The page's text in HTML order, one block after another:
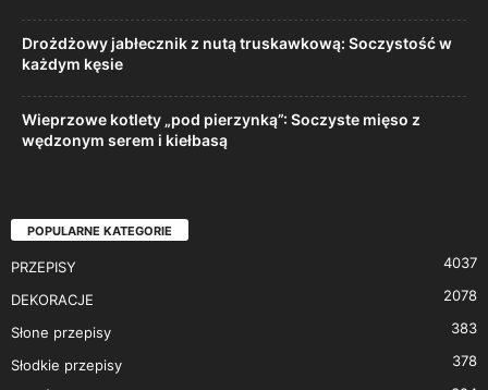
Drożdżowy jabłecznik z nutą truskawkową: Soczystość w
każdym kęsie
Wieprzowe kotlety „pod pierzynką”: Soczyste mięso z
wędzonym serem i kiełbasą
POPULARNE KATEGORIE
PRZEPISY 4037
DEKORACJE 2078
Słone przepisy 383
Słodkie przepisy 378